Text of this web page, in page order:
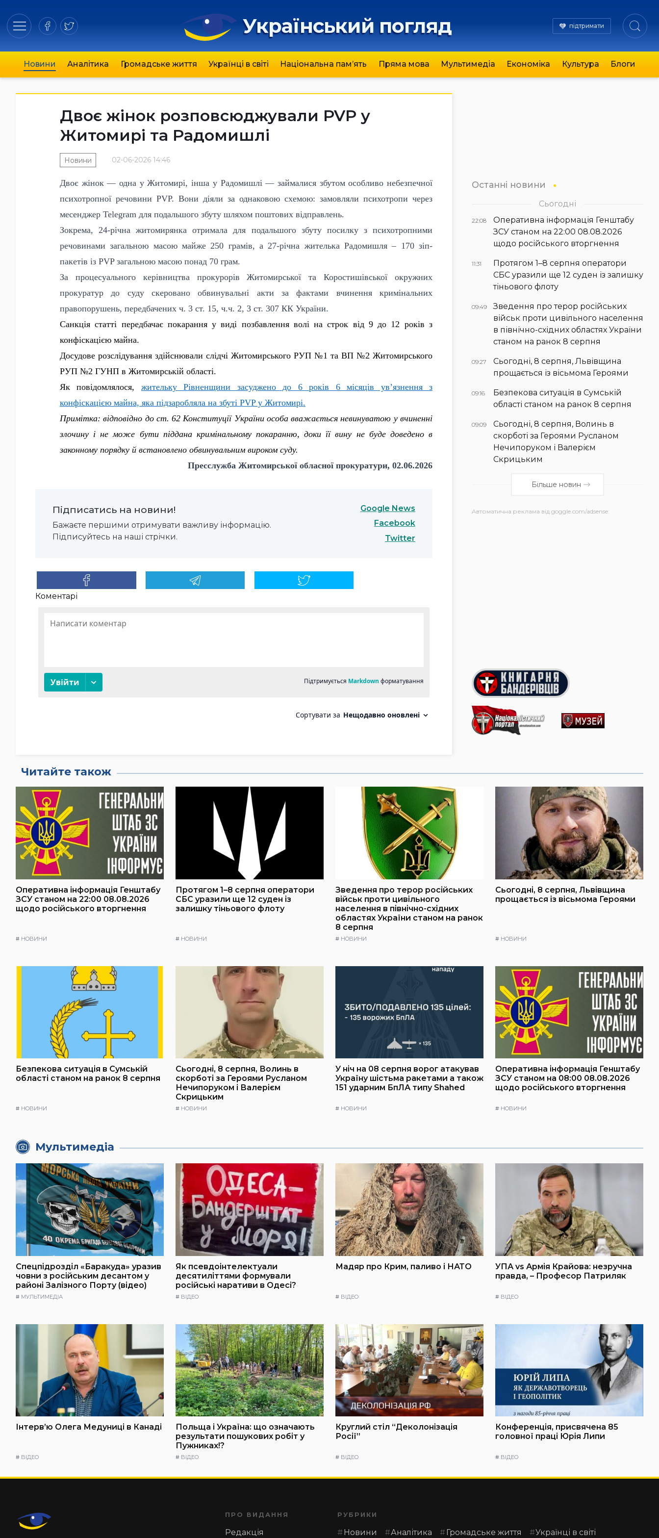
Український погляд підтримати
Новини Аналітика Громадське життя Українці в світі Національна пам’ять Пряма мова Мультимедіа Економіка Культура Блоги
Двоє жінок розповсюджували PVP у
Житомирі та Радомишлі
02-06-2026 14:46
Новини
Двоє жінок — одна у Житомирі, інша у Радомишлі — займалися збутом особливо небезпечної
психотропної речовини PVP. Вони діяли за однаковою схемою: замовляли психотропи через
месенджер Telegram для подальшого збуту шляхом поштових відправлень.
Зокрема, 24-річна житомирянка отримала для подальшого збуту посилку з психотропними
речовинами загальною масою майже 250 грамів, а 27-річна жителька Радомишля – 170 зіп-
пакетів із PVP загальною масою понад 70 грам.
За процесуального керівництва прокурорів Житомирської та Коростишівської окружних
прокуратур до суду скеровано обвинувальні акти за фактами вчинення кримінальних
правопорушень, передбачених ч. 3 ст. 15, ч.ч. 2, 3 ст. 307 КК України.
Санкція статті передбачає покарання у виді позбавлення волі на строк від 9 до 12 років з
конфіскацією майна.
Досудове розслідування здійснювали слідчі Житомирського РУП №1 та ВП №2 Житомирського
РУП №2 ГУНП в Житомирській області.
Як повідомлялося, жительку Рівненщини засуджено до 6 років 6 місяців ув’язнення з
конфіскацією майна, яка підзаробляла на збуті PVP у Житомирі.
Примітка: відповідно до ст. 62 Конституції України особа вважається невинуватою у вчиненні
злочину і не може бути піддана кримінальному покаранню, доки її вину не буде доведено в
законному порядку й встановлено обвинувальним вироком суду.
Пресслужба Житомирської обласної прокуратури, 02.06.2026
Підписатись на новини!
Бажаєте першими отримувати важливу інформацію.
Підписуйтесь на наші стрічки.
Google News
Facebook
Twitter
Коментарі
Останні новини
Сьогодні
22:08
Оперативна інформація Генштабу
ЗСУ станом на 22:00 08.08.2026
щодо російського вторгнення
11:31
Протягом 1–8 серпня оператори
СБС уразили ще 12 суден із залишку
тіньового флоту
09:49
Зведення про терор російських
військ проти цивільного населення
в північно-східних областях України
станом на ранок 8 серпня
09:27
Сьогодні, 8 серпня, Львівщина
прощається із вісьмома Героями
09:16
Безпекова ситуація в Сумській
області станом на ранок 8 серпня
09:09
Сьогодні, 8 серпня, Волинь в
скорботі за Героями Русланом
Нечипоруком і Валерієм
Скрицьким
Більше новин
Автоматична реклама від goggle.com/adsense:
Читайте також
Оперативна інформація Генштабу
ЗСУ станом на 22:00 08.08.2026
щодо російського вторгнення
# НОВИНИ
Протягом 1–8 серпня оператори
СБС уразили ще 12 суден із
залишку тіньового флоту
# НОВИНИ
Зведення про терор російських
військ проти цивільного
населення в північно-східних
областях України станом на ранок
8 серпня
# НОВИНИ
Сьогодні, 8 серпня, Львівщина
прощається із вісьмома Героями
# НОВИНИ
Безпекова ситуація в Сумській
області станом на ранок 8 серпня
# НОВИНИ
Сьогодні, 8 серпня, Волинь в
скорботі за Героями Русланом
Нечипоруком і Валерієм
Скрицьким
# НОВИНИ
У ніч на 08 серпня ворог атакував
Україну шістьма ракетами а також
151 ударним БпЛА типу Shahed
# НОВИНИ
Оперативна інформація Генштабу
ЗСУ станом на 08:00 08.08.2026
щодо російського вторгнення
# НОВИНИ
Мультимедіа
Спецпідрозділ «Баракуда» уразив
човни з російським десантом у
районі Залізного Порту (відео)
# МУЛЬТИМЕДІА
Як псевдоінтелектуали
десятиліттями формували
російські наративи в Одесі?
# ВІДЕО
Мадяр про Крим, паливо і НАТО
# ВІДЕО
УПА vs Армія Крайова: незручна
правда, – Професор Патриляк
# ВІДЕО
Інтерв’ю Олега Медуниці в Канаді
# ВІДЕО
Польща і Україна: що означають
результати пошукових робіт у
Пужниках!?
# ВІДЕО
Круглий стіл “Деколонізація
Росії”
# ВІДЕО
Конференція, присвячена 85
головної праці Юрія Липи
# ВІДЕО
ПРО ВИДАННЯ
Редакція
РУБРИКИ
Новини Аналітика Громадське життя Українці в світі